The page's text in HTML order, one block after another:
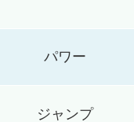
パワー
ジャンプ